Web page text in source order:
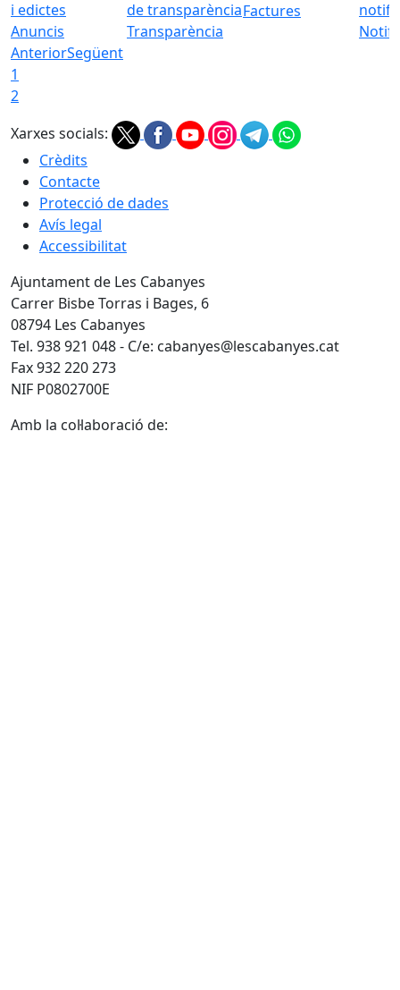
Anuncis Transparència
Factures
AnteriorSegüent
1
2
Xarxes socials:
Crèdits
Contacte
Protecció de dades
Avís legal
Accessibilitat
Ajuntament de Les Cabanyes
Carrer Bisbe Torras i Bages, 6
08794 Les Cabanyes
Tel. 938 921 048 - C/e: cabanyes@lescabanyes.cat
Fax 932 220 273
NIF P0802700E
Amb la col·laboració de: